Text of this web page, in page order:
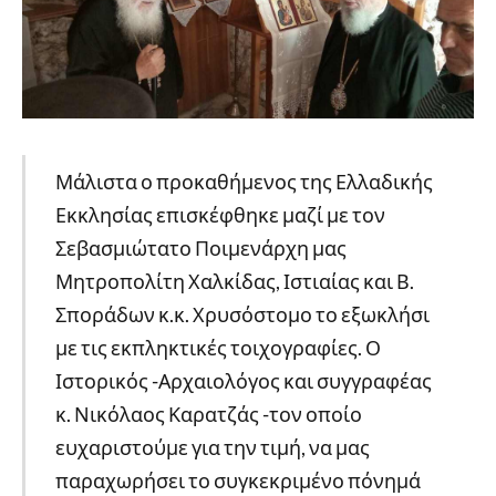
Μάλιστα ο προκαθήμενος της Ελλαδικής
Εκκλησίας επισκέφθηκε μαζί με τον
Σεβασμιώτατο Ποιμενάρχη μας
Μητροπολίτη Χαλκίδας, Ιστιαίας και Β.
Σποράδων κ.κ. Χρυσόστομο το εξωκλήσι
με τις εκπληκτικές τοιχογραφίες. Ο
Ιστορικός -Αρχαιολόγος και συγγραφέας
κ. Νικόλαος Καρατζάς -τον οποίο
ευχαριστούμε για την τιμή, να μας
παραχωρήσει το συγκεκριμένο πόνημά